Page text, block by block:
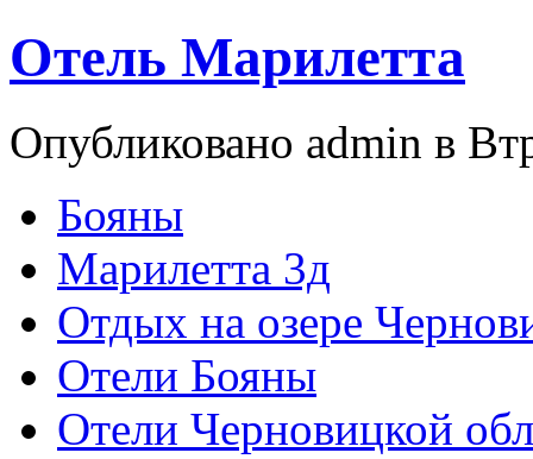
Отель Марилетта
Опубликовано admin в
Бояны
Марилетта 3д
Отдых на озере
Отели Бояны
Отели Черновицкой